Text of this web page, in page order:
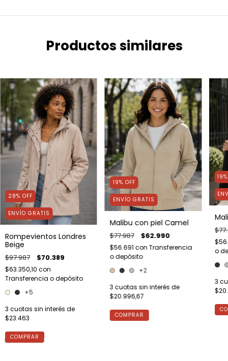
Productos similares
28% OFF
ENVÍO GRATIS
Rompevientos Londres
Beige
$97.987 $70.389
$63.350,10 con
Transferencia o depósito
+5
3 cuotas sin interés de
$23.463
COMPRAR
19% OFF
ENVÍO GRATIS
Malibu con piel Camel
$77.987 $62.990
$56.691 con Transferencia
o depósito
+2
3 cuotas sin interés de
$20.996,67
COMPRAR
19
o
3